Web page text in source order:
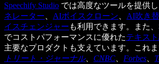
Speechify Studio では高度なツールを提供し
ネレーター
AIボイスクローン AI吹き替
イスチェンジャー も利用できます。また
でコストパフォーマンスに優れたテキス
主要なプロダクトも支えています。これ
トリート・ジャーナル、 CNBC Forbes